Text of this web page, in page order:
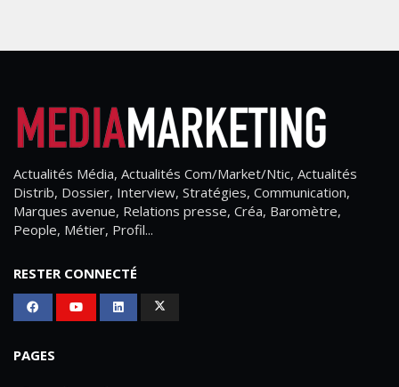
Actualités Média, Actualités Com/Market/Ntic, Actualités
Distrib, Dossier, Interview, Stratégies, Communication,
Marques avenue, Relations presse, Créa, Baromètre,
People, Métier, Profil...
RESTER CONNECTÉ
PAGES